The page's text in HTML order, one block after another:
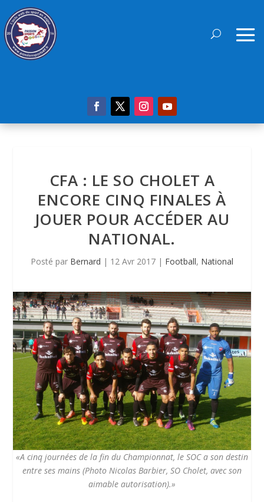
CFA : LE SO CHOLET A
ENCORE CINQ FINALES À
JOUER POUR ACCÉDER AU
NATIONAL.
Posté par Bernard | 12 Avr 2017 | Football, National
«A cinq journées de la fin du Championnat, le SOC a son destin
entre ses mains (Photo Nicolas Barbier, SO Cholet, avec son
aimable autorisation).»